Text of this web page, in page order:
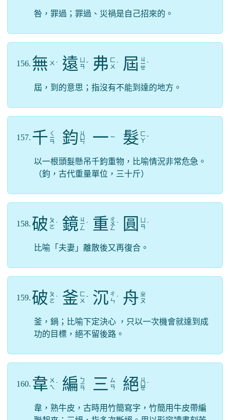
咎，罪過；罪過、災禍是自己招來的。
156. 無 ㄨ ˊ 遠 ㄢ ˇ 弗 ㄈ
ㄨ ˊ 屆 ㄐ
ㄧ
ㄝ
ˋ
屆，到的意思；指沒有不能到達的地方。
157. 千 ㄑ
ㄧ
ㄢ 鈞 ㄐ
ㄩ
ㄣ 一 ㄧ 髮 ㄈ
ㄚ ˇ
以一根頭髮懸吊千鈞重物，比喻情況非常危急。
（鈞，古代重量單位，三十斤）
158. 破 ㄆ
ㄛ ˋ 鏡 ㄐ
ㄧ
ㄥ
ˋ 重 ㄔ
ㄨ
ㄥ
ˊ 圓
ㄢ ˊ
比喻「夫妻」離散後又再復合。
159. 破 ㄆ
ㄛ ˋ 釜 ㄈ
ㄨ ˇ 沉 ㄔ
ㄣ ˊ 舟 ㄓ
ㄡ
釜，鍋；比喻下定決心 ，只以一次機會就達到成
功的目標，絕不留後路。
160. 韋 ㄨ
ㄟ ˊ 編 ㄅ
ㄧ
ㄢ 三 ㄙ
ㄢ
絕 ㄐ
ㄩ
ㄝ
ˊ
韋，熟牛皮，古時用竹簡寫字，竹簡用牛皮帶編